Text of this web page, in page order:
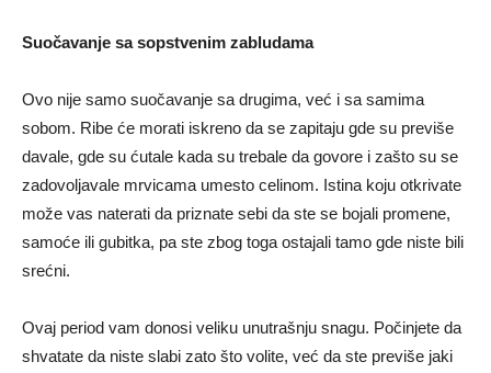
Suočavanje sa sopstvenim zabludama
Ovo nije samo suočavanje sa drugima, već i sa samima
sobom. Ribe će morati iskreno da se zapitaju gde su previše
davale, gde su ćutale kada su trebale da govore i zašto su se
zadovoljavale mrvicama umesto celinom. Istina koju otkrivate
može vas naterati da priznate sebi da ste se bojali promene,
samoće ili gubitka, pa ste zbog toga ostajali tamo gde niste bili
srećni.
Ovaj period vam donosi veliku unutrašnju snagu. Počinjete da
shvatate da niste slabi zato što volite, već da ste previše jaki